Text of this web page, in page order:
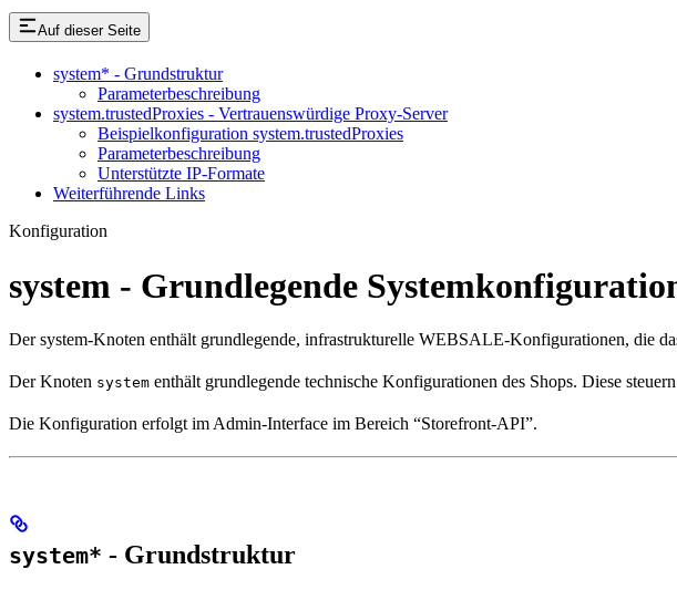
Auf dieser Seite
system* - Grundstruktur
Parameterbeschreibung
system.trustedProxies - Vertrauenswürdige Proxy-Server
Beispielkonfiguration system.trustedProxies
Parameterbeschreibung
Unterstützte IP-Formate
Weiterführende Links
Konfiguration
system - Grundlegende
Der system-Knoten enthält grundlegende, infrastrukturelle WEBSALE-Konfigurationen, die
Der Knoten system enthält grundlegende technische Konfigurationen des Shops. Diese
Die Konfiguration erfolgt im Admin-Interface im Bereich “Storefront-API”.
system* - Grundstruktur